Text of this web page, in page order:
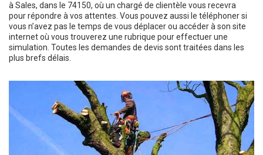
à Sales, dans le 74150, où un chargé de clientèle vous recevra
pour répondre à vos attentes. Vous pouvez aussi le téléphoner si
vous n’avez pas le temps de vous déplacer ou accéder à son site
internet où vous trouverez une rubrique pour effectuer une
simulation. Toutes les demandes de devis sont traitées dans les
plus brefs délais.